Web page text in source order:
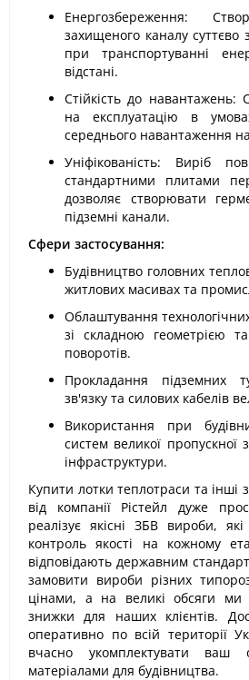
Енергозбереження:
захищеного каналу суттєво
при транспортуванні
відстані.
Стійкість до навантажень:
на експлуатацію в
середнього навантаження
Уніфікованість: Виріб
стандартними плитами
дозволяє створювати
підземні канали.
Сфери застосування:
Будівництво головних
житлових масивах та
Облаштування
зі складною геометрією
поворотів.
Прокладання підземних
зв'язку та силових кабелів
Використання при
систем великої пропускної
інфраструктури.
Купити лотки теплотраси та інші
від компанії Рістейл дуже
реалізує якісні ЗБВ вироби,
контроль якості на кожному
відповідають державним
замовити вироби різних
цінами, а на великі обсяги ми
знижки для наших клієнтів.
оперативно по всій території
вчасно укомплектувати ваш
матеріалами для будівництва.